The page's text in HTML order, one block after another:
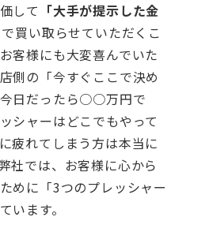
して 「大手が提示した金
で買い取らせていただくこ
客様にも大変喜んでいた
側の「今すぐここで決め
日だったら○○万円で
シャーはどこでもやって
疲れてしまう方は本当に
社では、お客様に心から
めに「3つのプレッシャー
います。